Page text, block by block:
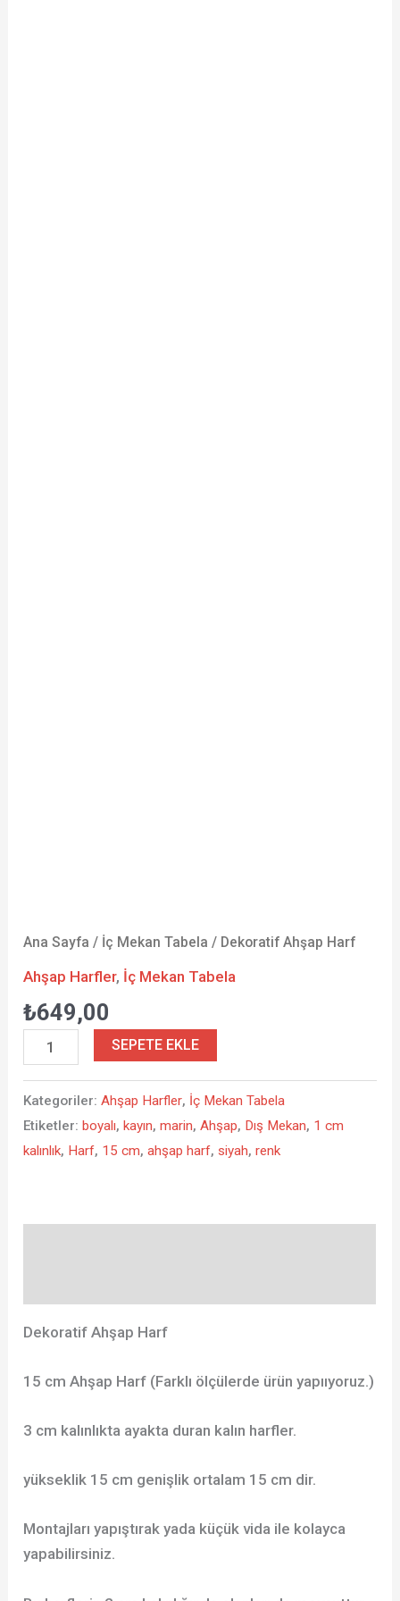
Ana Sayfa / İç Mekan Tabela / Dekoratif Ahşap Harf
Ahşap Harfler, İç Mekan Tabela
₺649,00
SEPETE EKLE
Kategoriler:Ahşap Harfler, İç Mekan Tabela
Etiketler:boyalı,kayın,marin,Ahşap, Dış Mekan, 1 cm
kalınlık, Harf, 15 cm,ahşap harf,siyah,renk
Dekoratif Ahşap Harf
15 cm Ahşap Harf (Farklı ölçülerde ürün yapııyoruz.)
3 cm kalınlıkta ayakta duran kalın harfler.
yükseklik 15 cm genişlik ortalam 15 cm dir.
Montajları yapıştırak yada küçük vida ile kolayca
yapabilirsiniz.